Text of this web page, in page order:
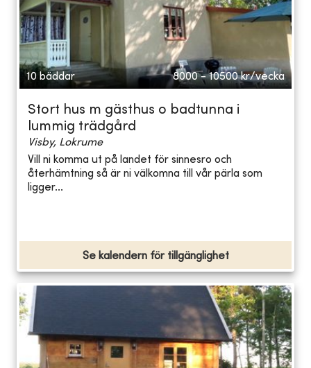
10 bäddar 8000 - 10500 kr/vecka
Stort hus m gästhus o badtunna i
lummig trädgård
Visby, Lokrume
Vill ni komma ut på landet för sinnesro och
återhämtning så är ni välkomna till vår pärla som
ligger...
Se kalendern för tillgänglighet